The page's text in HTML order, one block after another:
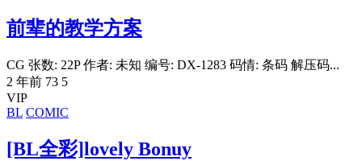
前辈的教学方案
CG 张数: 22P 作者: 未知 编号: DX-1283 码情: 条码 解压码...
2 年前 73 5
VIP
BL COMIC
[BL全彩]lovely Bonuy